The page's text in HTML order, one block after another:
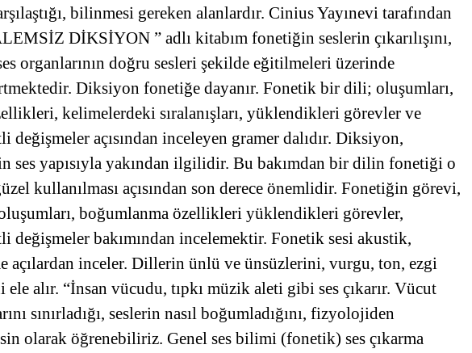
bilinmesi gereken alanlardır. Cinius Yayınevi tarafından
DİKSİYON ” adlı kitabım fonetiğin seslerin çıkarılışını,
organlarının doğru sesleri şekilde eğitilmeleri üzerinde
Diksiyon fonetiğe dayanır. Fonetik bir dili; oluşumları,
kelimelerdeki sıralanışları, yüklendikleri görevler ve
değişmeler açısından inceleyen gramer dalıdır. Diksiyon,
ses yapısıyla yakından ilgilidir. Bu bakımdan bir dilin fonetiği o
kullanılması açısından son derece önemlidir. Fonetiğin görevi,
boğumlanma özellikleri yüklendikleri görevler,
değişmeler bakımından incelemektir. Fonetik sesi akustik,
inceler. Dillerin ünlü ve ünsüzlerini, vurgu, ton, ezgi
alır. “İnsan vücudu, tıpkı müzik aleti gibi ses çıkarır. Vücut
sınırladığı, seslerin nasıl boğumladığını, fizyolojiden
olarak öğrenebiliriz. Genel ses bilimi (fonetik) ses çıkarma